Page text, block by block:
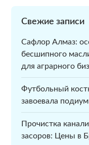
Свежие записи
Сафлор Алмаз:
бесшипного
для аграрного
Футбольный
завоевала
Прочистка
засоров: Цены в